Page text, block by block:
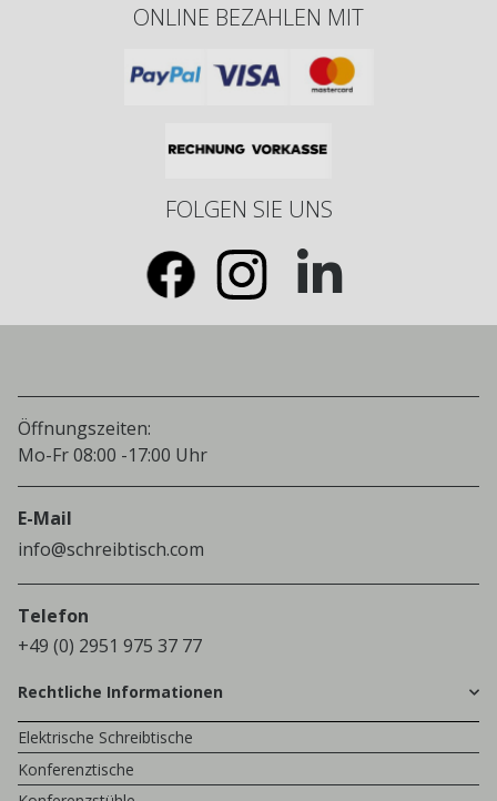
ONLINE BEZAHLEN MIT
FOLGEN SIE UNS
Öffnungszeiten:
Mo-Fr 08:00 -17:00 Uhr
E-Mail
info@schreibtisch.com
Telefon
+49 (0) 2951 975 37 77
Rechtliche Informationen
Elektrische Schreibtische
Konferenztische